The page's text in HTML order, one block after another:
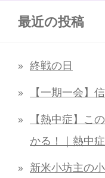
最近の投稿
終戦の日
【一期一会】
【熱中症】こ
かる！｜熱中
新米小坊主の